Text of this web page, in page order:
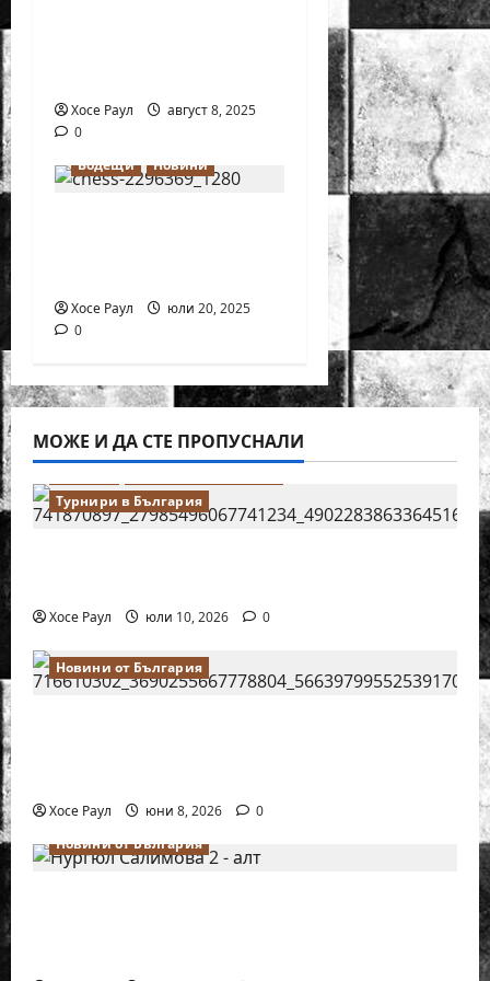
Хосе Раул
август 8, 2025
0
Водещи
Новини
Хосе Раул
юли 20, 2025
0
МОЖЕ И ДА СТЕ ПРОПУСНАЛИ
Турнири в България
Хосе Раул юли 10, 2026 0
Новини от България
Хосе Раул юни 8, 2026
0
Новини от България